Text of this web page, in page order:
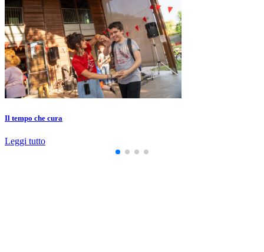
Il tempo che cura
Leggi tutto